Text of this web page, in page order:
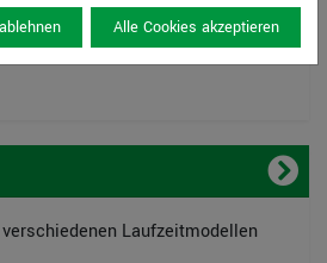
Lizenzarten FNL und NNL
Laufzeitmodellen
Alle Cookies akzeptieren